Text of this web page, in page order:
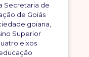
Secretaria de
de Goiás
goiana,
Superior
eixos